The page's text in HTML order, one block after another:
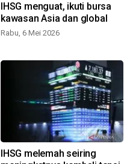
IHSG menguat, ikuti bursa
kawasan Asia dan global
Rabu, 6 Mei 2026
IHSG melemah seiring